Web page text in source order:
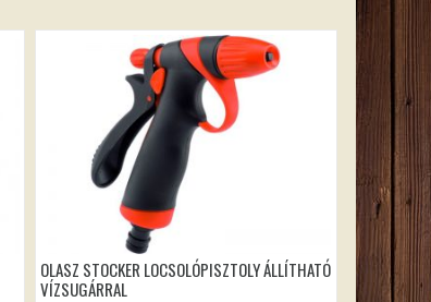
OLASZ STOCKER LOCSOLÓPISZTOLY ÁLLÍTHATÓ
VÍZSUGÁRRAL